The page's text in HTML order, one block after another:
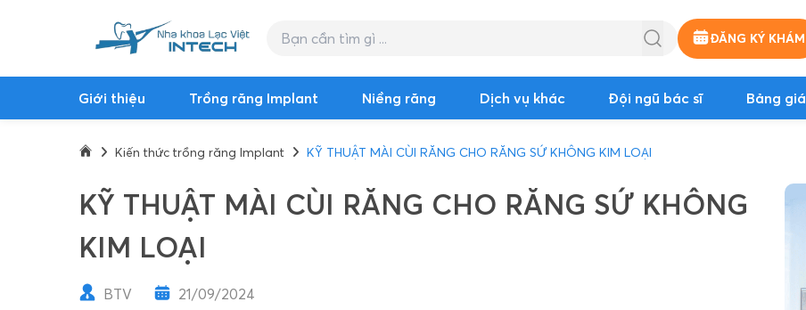
ĐĂNG KÝ KHÁM
Giới thiệu Trồng răng Implant Niềng răng Dịch vụ khác Đội ngũ bác sĩ Bảng giá
Kiến thức trồng răng Implant KỸ THUẬT MÀI CÙI RĂNG CHO RĂNG SỨ KHÔNG KIM LOẠI
KỸ THUẬT MÀI CÙI RĂNG CHO RĂNG SỨ KHÔNG
KIM LOẠI
BTV 21/09/2024